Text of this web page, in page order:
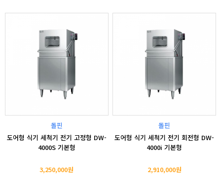
돌핀
도어형 식기 세척기 전기 고정형 DW-
4000S 기본형
3,250,000원
돌핀
도어형 식기 세척기 전기 회전형 DW-
4000i 기본형
2,910,000원